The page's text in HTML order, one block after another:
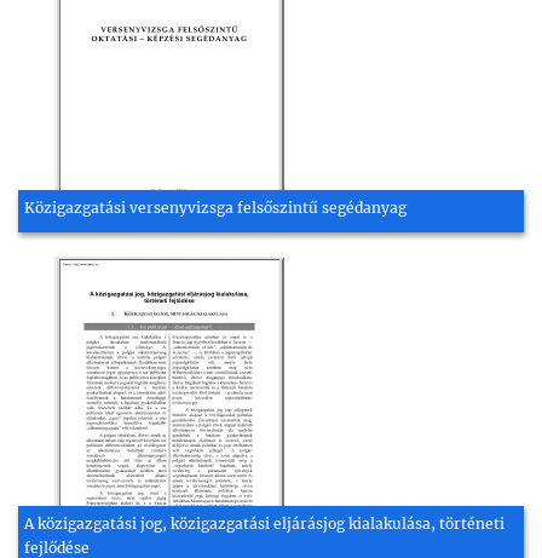
Közigazgatási versenyvizsga felsőszintű segédanyag
A közigazgatási jog, közigazgatási eljárásjog kialakulása, történeti
fejlődése